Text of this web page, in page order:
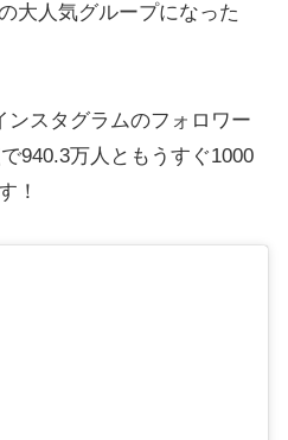
大人気グループになった
ンスタグラムのフォロワー
940.3万人ともうすぐ1000
！